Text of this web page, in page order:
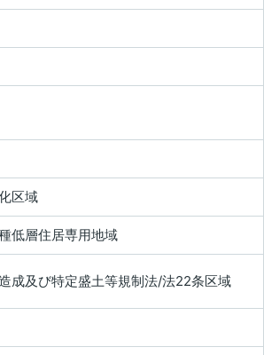
区域
低層住居専用地域
成及び特定盛土等規制法/法22条区域